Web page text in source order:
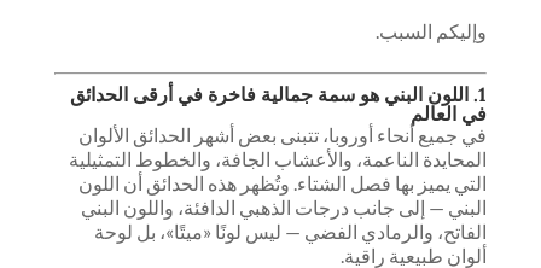
وإليكم السبب.
1. اللون البني هو سمة جمالية فاخرة في أرقى الحدائق
في العالم
في جميع أنحاء أوروبا، تتبنى بعض أشهر الحدائق الألوان
المحايدة الناعمة، والأعشاب الجافة، والخطوط التمثيلية
التي يميز بها فصل الشتاء. وتُظهر هذه الحدائق أن اللون
البني — إلى جانب درجات الذهبي الدافئة، واللون البني
الفاتح، والرمادي الفضي — ليس لونًا «ميتًا»، بل لوحة
ألوان طبيعية راقية.